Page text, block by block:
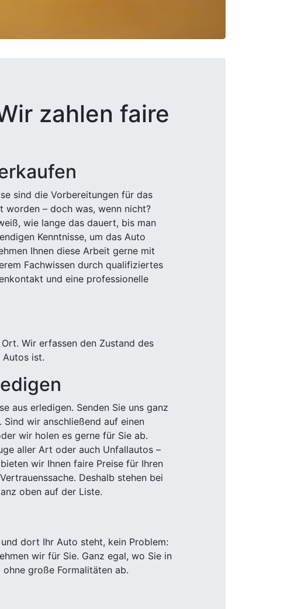
zahlen faire
sind die Vorbereitungen für das
– doch was, wenn nicht?
wie lange das dauert, bis man
Kenntnisse, um das Auto
Ihnen diese Arbeit gerne mit
Fachwissen durch qualifiziertes
und eine professionelle
Wir erfassen den Zustand des
Autos ist.
aus erledigen. Senden Sie uns ganz
wir anschließend auf einen
wir holen es gerne für Sie ab.
aller Art oder auch Unfallautos –
wir Ihnen faire Preise für Ihren
Deshalb stehen bei
oben auf der Liste.
dort Ihr Auto steht, kein Problem:
wir für Sie. Ganz egal, wo Sie in
große Formalitäten ab.